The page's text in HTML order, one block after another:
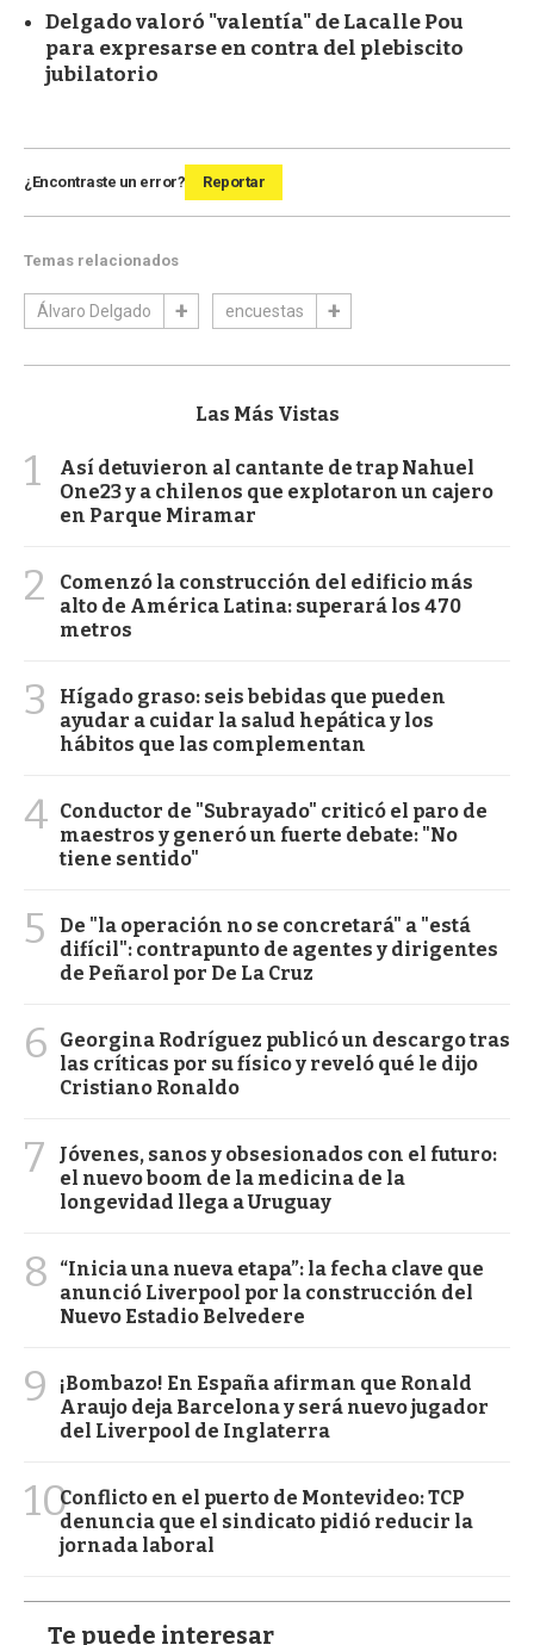
Delgado valoró "valentía" de Lacalle Pou
para expresarse en contra del plebiscito
jubilatorio
¿Encontraste un error? Reportar
Temas relacionados
Álvaro Delgado encuestas
Las Más Vistas
1
Así detuvieron al cantante de trap Nahuel
One23 y a chilenos que explotaron un cajero
en Parque Miramar
2
Comenzó la construcción del edificio más
alto de América Latina: superará los 470
metros
3
Hígado graso: seis bebidas que pueden
ayudar a cuidar la salud hepática y los
hábitos que las complementan
4 Conductor de "Subrayado" criticó el paro de
maestros y generó un fuerte debate: "No
tiene sentido"
5
De "la operación no se concretará" a "está
difícil": contrapunto de agentes y dirigentes
de Peñarol por De La Cruz
6
Georgina Rodríguez publicó un descargo tras
las críticas por su físico y reveló qué le dijo
Cristiano Ronaldo
7
Jóvenes, sanos y obsesionados con el futuro:
el nuevo boom de la medicina de la
longevidad llega a Uruguay
8
“Inicia una nueva etapa”: la fecha clave que
anunció Liverpool por la construcción del
Nuevo Estadio Belvedere
9
¡Bombazo! En España afirman que Ronald
Araujo deja Barcelona y será nuevo jugador
del Liverpool de Inglaterra
10Conflicto en el puerto de Montevideo: TCP
denuncia que el sindicato pidió reducir la
jornada laboral
Te puede interesar